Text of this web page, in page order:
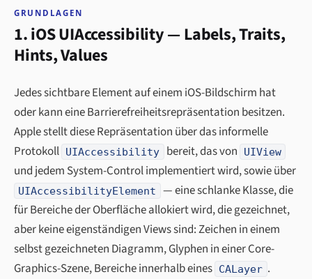
GRUNDLAGEN
1. iOS UIAccessibility — Labels, Traits,
Hints, Values
Jedes sichtbare Element auf einem iOS-Bildschirm hat
oder kann eine Barrierefreiheitsrepräsentation besitzen.
Apple stellt diese Repräsentation über das informelle
Protokoll UIAccessibility bereit, das von UIView
und jedem System-Control implementiert wird, sowie über
UIAccessibilityElement
— eine schlanke Klasse, die
für Bereiche der Oberfläche allokiert wird, die gezeichnet,
aber keine eigenständigen Views sind: Zeichen in einem
selbst gezeichneten Diagramm, Glyphen in einer Core-
Graphics-Szene, Bereiche innerhalb eines CALayer .